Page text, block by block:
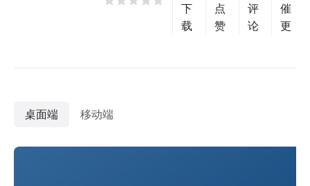
下
载
点
赞
评
论
催
更
桌面端 移动端